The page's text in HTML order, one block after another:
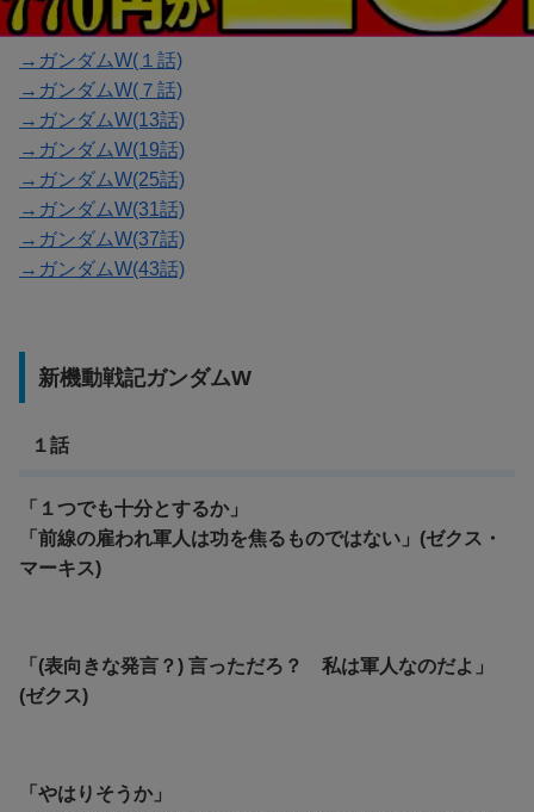
→ガンダムW(１話)
→ガンダムW(７話)
→ガンダムW(13話)
→ガンダムW(19話)
→ガンダムW(25話)
→ガンダムW(31話)
→ガンダムW(37話)
→ガンダムW(43話)
新機動戦記ガンダムW
１話
「１つでも十分とするか」
「前線の雇われ軍人は功を焦るものではない」(ゼクス・
マーキス)
「(表向きな発言？) 言っただろ？ 私は軍人なのだよ」
(ゼクス)
「やはりそうか」